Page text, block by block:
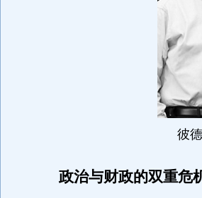
彼
政治与财政的双重危